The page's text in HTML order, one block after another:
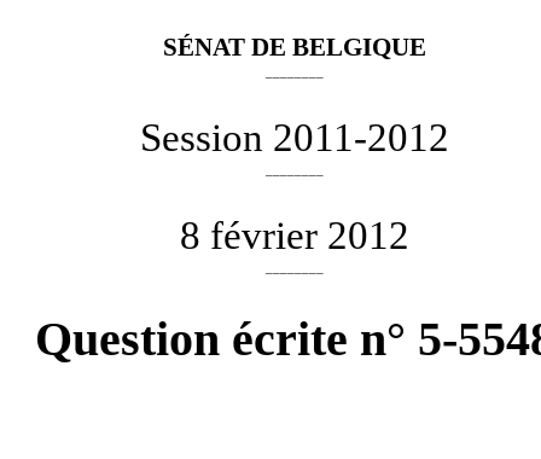
SÉNAT DE BELGIQUE
Session 2011-2012
8 février 2012
Question écrite n° 5-